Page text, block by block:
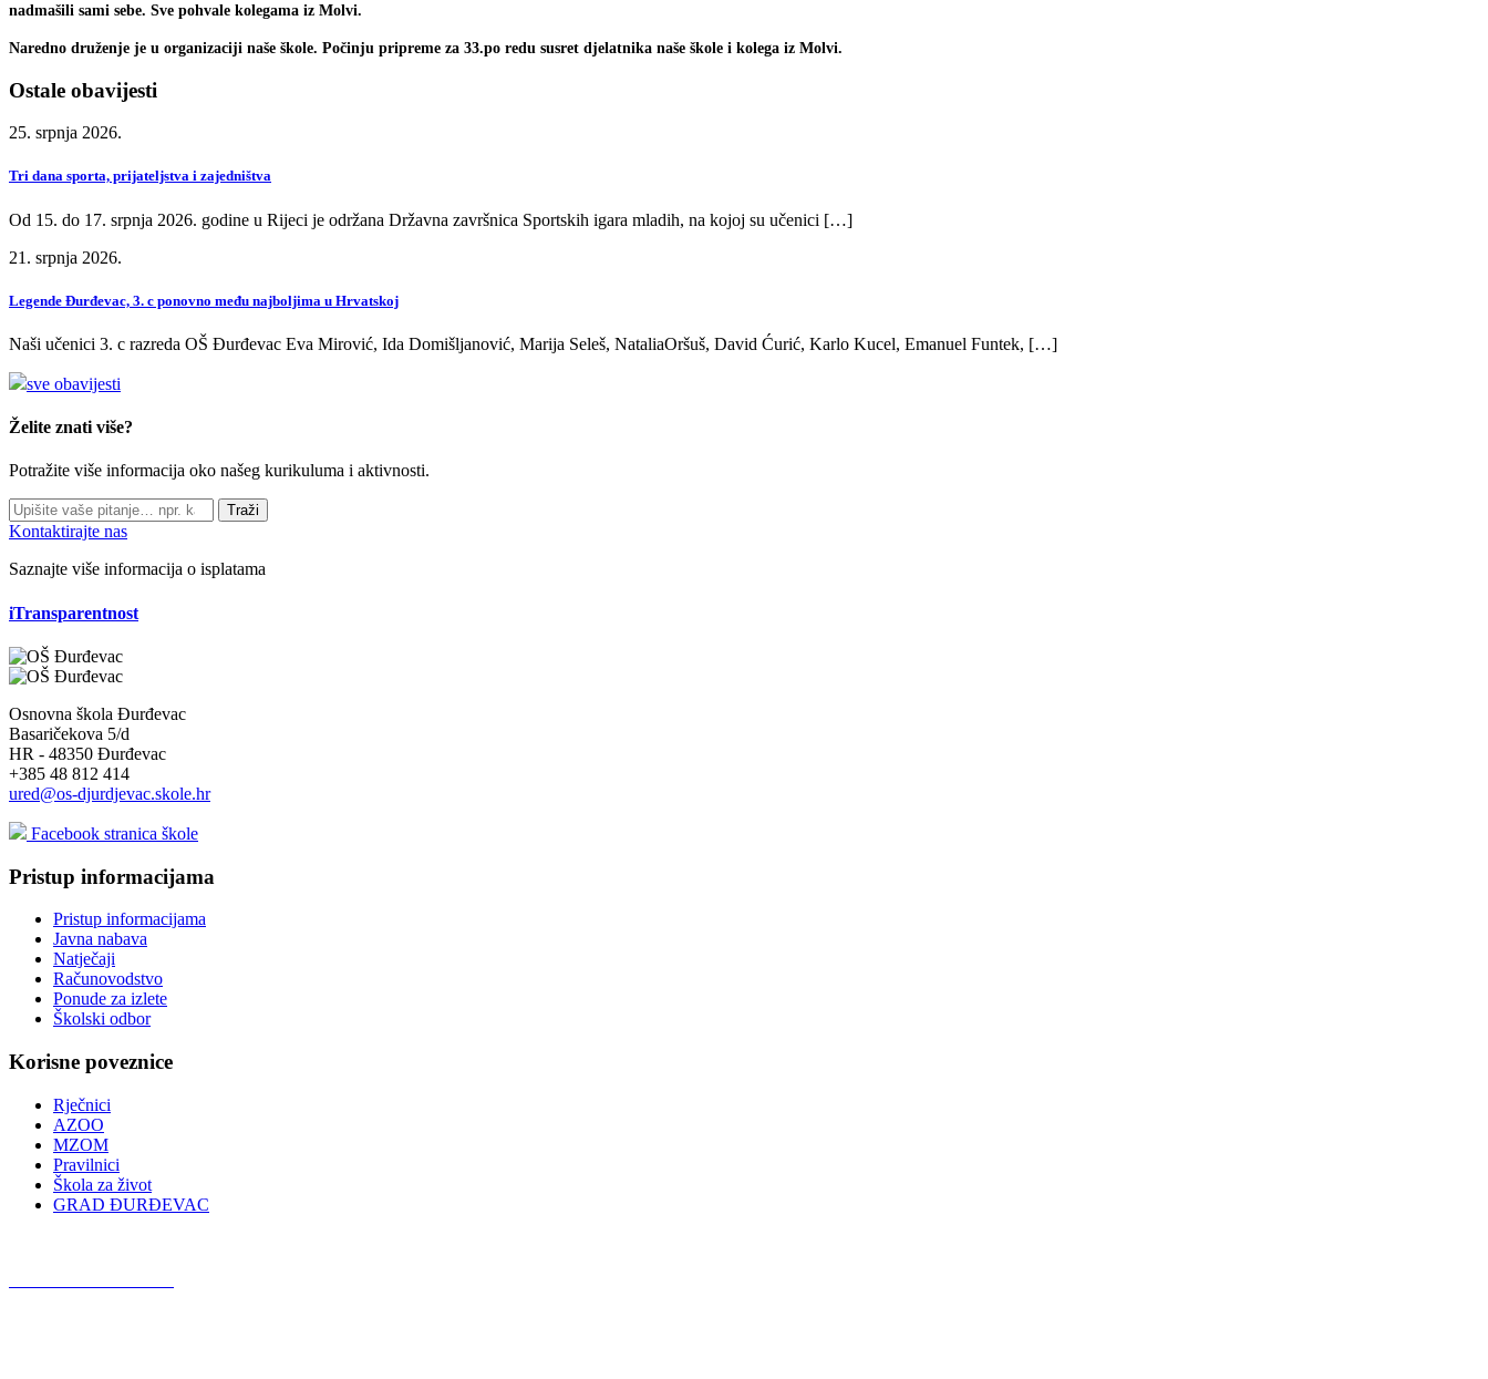
nadmašili sami sebe. Sve pohvale kolegama iz Molvi.
Naredno druženje je u organizaciji naše škole. Počinju pripreme za 33.po redu susret djelatnika naše škole i kolega iz Molvi.
Ostale obavijesti
25. srpnja 2026.
Tri dana sporta, prijateljstva i zajedništva
Od 15. do 17. srpnja 2026. godine u Rijeci je održana Državna završnica Sportskih igara mladih, na kojoj su učenici […]
21. srpnja 2026.
Legende Đurđevac, 3. c ponovno među najboljima u Hrvatskoj
Naši učenici 3. c razreda OŠ Đurđevac Eva Mirović, Ida Domišljanović, Marija Seleš, NataliaOršuš, David Ćurić, Karlo Kucel, Emanuel Funtek, […]
sve obavijesti
Želite znati više?
Potražite više informacija oko našeg kurikuluma i aktivnosti.
Traži
Kontaktirajte nas
Saznajte više informacija o isplatama
iTransparentnost
Osnovna škola Đurđevac
Basaričekova 5/d
HR - 48350 Đurđevac
+385 48 812 414
ured@os-djurdjevac.skole.hr
Facebook stranica škole
Pristup informacijama
Pristup informacijama
Javna nabava
Natječaji
Računovodstvo
Ponude za izlete
Školski odbor
Korisne poveznice
Rječnici
AZOO
MZOM
Pravilnici
Škola za život
GRAD ĐURĐEVAC